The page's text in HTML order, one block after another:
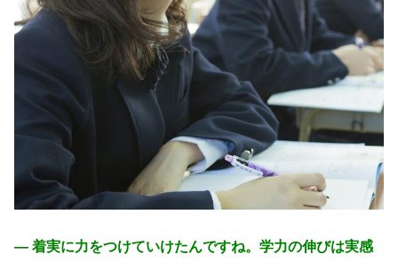
― 着実に力をつけていけたんですね。学力の伸びは実感